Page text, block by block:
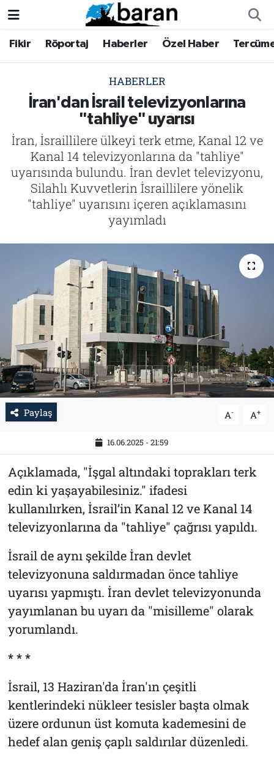
Fikir Röportaj Haberler Özel Haber
HABERLER
İran'dan İsrail televizyonlarına
"tahliye" uyarısı
İran, İsraillilere ülkeyi terk etme, Kanal 12 ve
Kanal 14 televizyonlarına da "tahliye"
uyarısında bulundu. İran devlet televizyonu,
Silahlı Kuvvetlerin İsraillilere yönelik
"tahliye" uyarısını içeren açıklamasını
yayımladı
Paylaş A- A+
16.06.2025 - 21:59
Açıklamada, "İşgal altındaki toprakları terk
edin ki yaşayabilesiniz." ifadesi
kullanılırken, İsrail’in Kanal 12 ve Kanal 14
televizyonlarına da "tahliye" çağrısı yapıldı.
İsrail de aynı şekilde İran devlet
televizyonuna saldırmadan önce tahliye
uyarısı yapmıştı. İran devlet televizyonunda
yayımlanan bu uyarı da "misilleme" olarak
yorumlandı.
* * *
İsrail, 13 Haziran'da İran'ın çeşitli
kentlerindeki nükleer tesisler başta olmak
üzere ordunun üst komuta kademesini de
hedef alan geniş çaplı saldırılar düzenledi.
Fikir
Haberler
Özel Haber
Tercüme
İktibas
Dergi
Tarih
Fikir
Haberler
Özel Haber
Tercüme
İktibas
Dergi
İletişim
Künye
Nöbetçi Eczaneler
Trafik Durumu
Süper Lig Puan Durumu ve Fikstür
Tüm Manşetler
Son Dakika Haberleri